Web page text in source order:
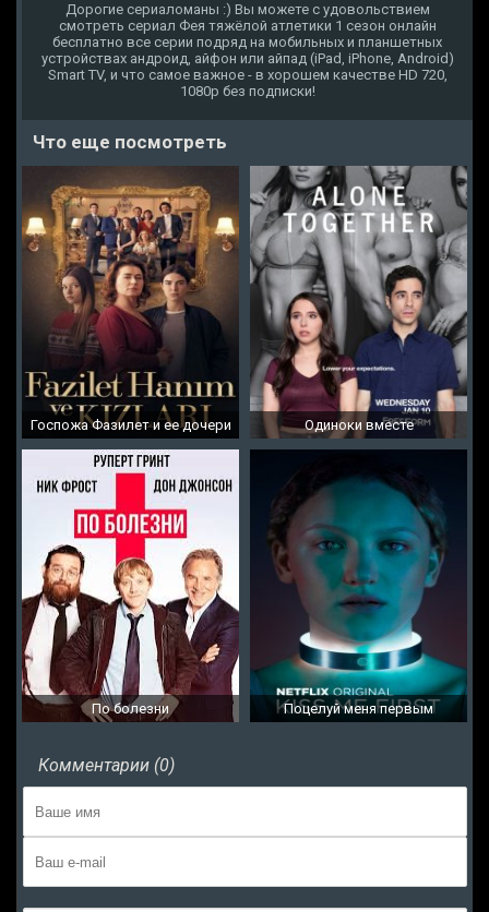
Дорогие сериаломаны :) Вы можете с удовольствием
смотреть сериал Фея тяжёлой атлетики 1 сезон онлайн
бесплатно все серии подряд на мобильных и планшетных
устройствах андроид, айфон или айпад (iPad, iPhone, Android)
Smart TV, и что самое важное - в хорошем качестве HD 720,
1080p без подписки!
Что еще посмотреть
Госпожа Фазилет и ее дочери Одиноки вместе
По болезни Поцелуй меня первым
Комментарии (0)